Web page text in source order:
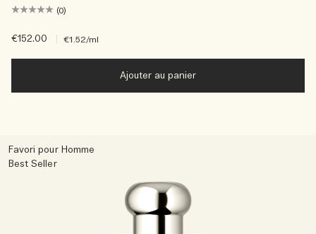
(0)
€152.00 €1.52/ml
Ajouter au panier
Favori pour Homme
Best Seller